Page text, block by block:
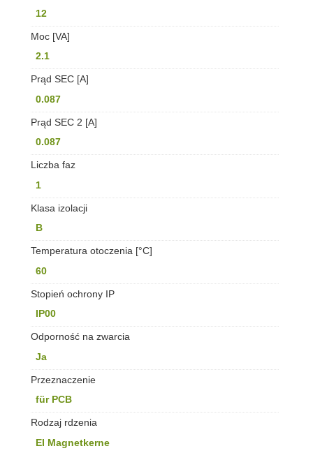
12
Moc [VA]
2.1
Prąd SEC [A]
0.087
Prąd SEC 2 [A]
0.087
Liczba faz
1
Klasa izolacji
B
Temperatura otoczenia [°C]
60
Stopień ochrony IP
IP00
Odporność na zwarcia
Ja
Przeznaczenie
für PCB
Rodzaj rdzenia
EI Magnetkerne